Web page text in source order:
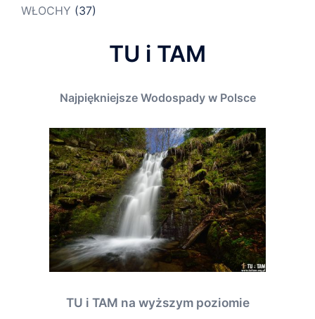
WŁOCHY (37)
TU i TAM
Najpiękniejsze Wodospady w Polsce
TU i TAM na wyższym poziomie